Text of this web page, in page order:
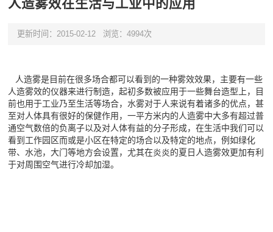
人造雾效在生活与工业中的应用
更新时间：2015-02-12 浏览：4994次
人造雾是目前在很多场合都可以看到的一种雾效效果，主要有一些
人造雾效的仪器来进行制造，起初多数被应用于一些舞台造型上，目
前也用于工业乃至生活等场合，水雾对于人来说有着诸多的优点，甚
至对人体具有很好的保健作用，一平方米内的人造雾中大多有超过普
通空气数倍的负离子以及对人体有益的分子形成，在生活中我们可以
看到工作园区而或是小区在特定的场合以及特定的地点，例如绿化
带、水池，大门等地方会设置，尤其在炎炎的夏日人造雾效更加有利
于对周围空气进行冷却加湿。